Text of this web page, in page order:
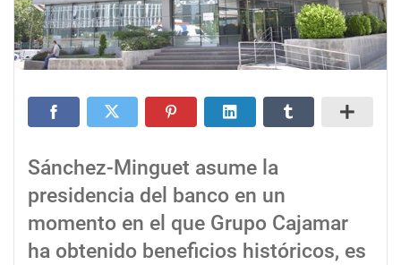
Sánchez-Minguet asume la
presidencia del banco en un
momento en el que Grupo Cajamar
ha obtenido beneficios históricos, es